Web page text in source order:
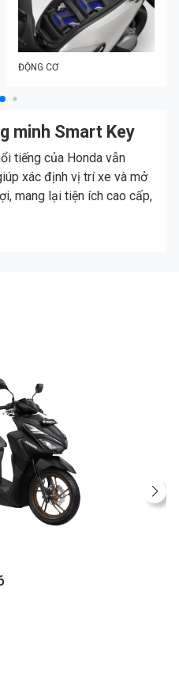
ĐỘNG CƠ
minh Smart Key
tiếng của Honda vẫn
xác định vị trí xe và mở
mang lại tiện ích cao cấp,